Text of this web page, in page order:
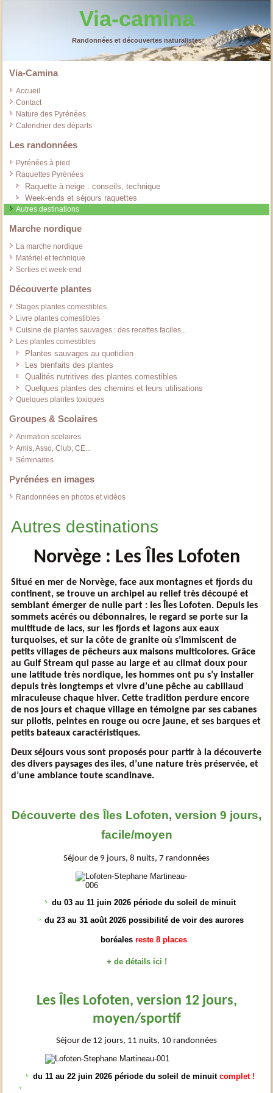
Via-camina
Randonnées et découvertes naturalistes
Via-Camina
Accueil
Contact
Nature des Pyrénées
Calendrier des départs
Les randonnées
Pyrénées à pied
Raquettes Pyrénées
Raquette à neige : conseils, technique
Week-ends et séjours raquettes
Autres destinations
Marche nordique
La marche nordique
Matériel et technique
Sorties et week-end
Découverte plantes
Stages plantes comestibles
Livre plantes comestibles
Cuisine de plantes sauvages : des recettes faciles...
Les plantes comestibles
Plantes sauvages au quotidien
Les bienfaits des plantes
Qualités nutritives des plantes comestibles
Quelques plantes des chemins et leurs utilisations
Quelques plantes toxiques
Groupes & Scolaires
Animation scolaires
Amis, Asso, Club, CE...
Séminaires
Pyrénées en images
Randonnées en photos et vidéos
Autres destinations
Norvège : Les Îles Lofoten
Situé en mer de Norvège, face aux montagnes et fjords du
continent, se trouve un archipel au relief très découpé et
semblant émerger de nulle part : les Îles Lofoten. Depuis les
sommets acérés ou débonnaires, le regard se porte sur la
multitude de lacs, sur les fjords et lagons aux eaux
turquoises, et sur la côte de granite où s’immiscent de
petits villages de pêcheurs aux maisons multicolores. Grâce
au Gulf Stream qui passe au large et au climat doux pour
une latitude très nordique, les hommes ont pu s’y installer
depuis très longtemps et vivre d’une pêche au cabillaud
miraculeuse chaque hiver. Cette tradition perdure encore
de nos jours et chaque village en témoigne par ses cabanes
sur pilotis, peintes en rouge ou ocre jaune, et ses barques et
petits bateaux caractéristiques.
Deux séjours vous sont proposés pour partir à la découverte
des divers paysages des îles, d’une nature très préservée, et
d’une ambiance toute scandinave.
Découverte des Îles Lofoten, version 9 jours,
facile/moyen
Séjour de 9 jours, 8 nuits, 7 randonnées
du 03 au 11 juin 2026 période du soleil de minuit
du 23 au 31 août 2026 possibilité de voir des aurores
boréales reste 8 places
+ de détails ici !
Les Îles Lofoten, version 12 jours,
moyen/sportif
Séjour de 12 jours, 11 nuits, 10 randonnées
du 11 au 22 juin 2026 période du soleil de minuit complet !